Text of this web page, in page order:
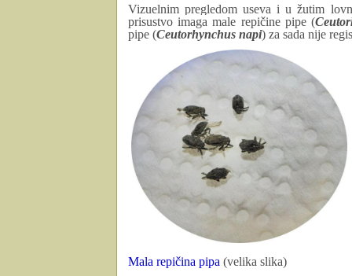
Vizuelnim pregledom useva i u žutim
prisustvo imaga male repičine pipe (
pipe (Ceutorhynchus napi) za sada nije
Mala repičina pipa (velika slika)